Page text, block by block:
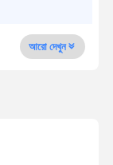
আরো দেখুন